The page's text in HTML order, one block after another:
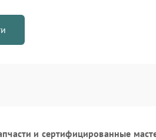
и сертифицированные